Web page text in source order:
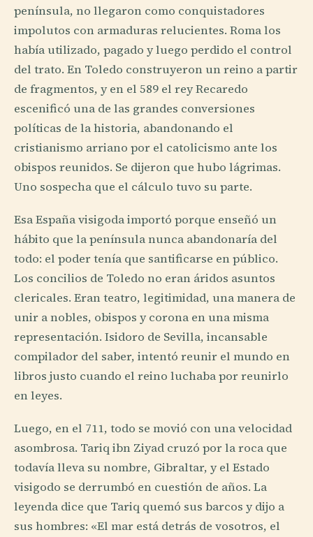
península, no llegaron como conquistadores
impolutos con armaduras relucientes. Roma los
había utilizado, pagado y luego perdido el control
del trato. En Toledo construyeron un reino a partir
de fragmentos, y en el 589 el rey Recaredo
escenificó una de las grandes conversiones
políticas de la historia, abandonando el
cristianismo arriano por el catolicismo ante los
obispos reunidos. Se dijeron que hubo lágrimas.
Uno sospecha que el cálculo tuvo su parte.
Esa España visigoda importó porque enseñó un
hábito que la península nunca abandonaría del
todo: el poder tenía que santificarse en público.
Los concilios de Toledo no eran áridos asuntos
clericales. Eran teatro, legitimidad, una manera de
unir a nobles, obispos y corona en una misma
representación. Isidoro de Sevilla, incansable
compilador del saber, intentó reunir el mundo en
libros justo cuando el reino luchaba por reunirlo
en leyes.
Luego, en el 711, todo se movió con una velocidad
asombrosa. Tariq ibn Ziyad cruzó por la roca que
todavía lleva su nombre, Gibraltar, y el Estado
visigodo se derrumbó en cuestión de años. La
leyenda dice que Tariq quemó sus barcos y dijo a
sus hombres: «El mar está detrás de vosotros, el